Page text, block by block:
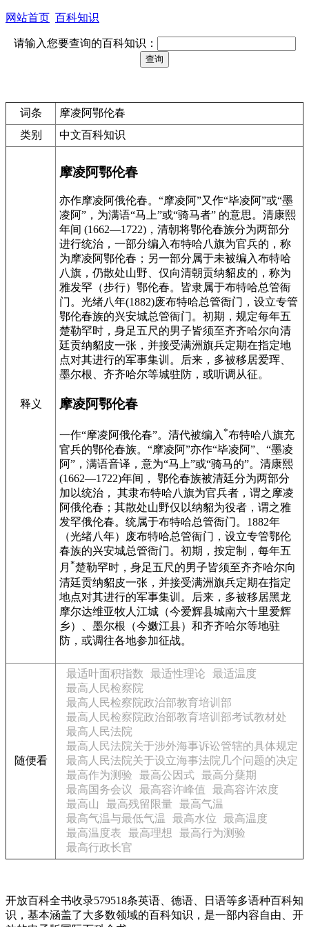
网站首页 百科知识
请输入您要查询的百科知识：
词条
摩凌阿鄂伦春
类别
中文百科知识
释义
摩凌阿鄂伦春
亦作摩凌阿俄伦春。“摩凌阿”又作“毕凌阿”或“墨
凌阿”，为满语“马上”或“骑马者” 的意思。清康熙
年间 (1662—1722)，清朝将鄂伦春族分为两部分
进行统治，一部分编入布特哈八旗为官兵的，称
为摩凌阿鄂伦春；另一部分属于未被编入布特哈
八旗，仍散处山野、仅向清朝贡纳貂皮的，称为
雅发罕（步行）鄂伦春。皆隶属于布特哈总管衙
门。光绪八年(1882)废布特哈总管衙门，设立专管
鄂伦春族的兴安城总管衙门。初期，规定每年五
楚勒罕时，身足五尺的男子皆须至齐齐哈尔向清
廷贡纳貂皮一张，并接受满洲旗兵定期在指定地
点对其进行的军事集训。后来，多被移居爱珲、
墨尔根、齐齐哈尔等城驻防，或听调从征。
摩凌阿鄂伦春
一作“摩凌阿俄伦春”。清代被编入 *布特哈八旗充
官兵的鄂伦春族。“摩凌阿”亦作“毕凌阿”、“墨凌
阿”，满语音译，意为“马上”或“骑马的”。清康熙
(1662—1722)年间， 鄂伦春族被清廷分为两部分
加以统治， 其隶布特哈八旗为官兵者，谓之摩凌
阿俄伦春；其散处山野仅以纳貂为役者，谓之雅
发罕俄伦春。统属于布特哈总管衙门。1882年
（光绪八年）废布特哈总管衙门，设立专管鄂伦
春族的兴安城总管衙门。初期，按定制，每年五
月 *楚勒罕时，身足五尺的男子皆须至齐齐哈尔向
清廷贡纳貂皮一张，并接受满洲旗兵定期在指定
地点对其进行的军事集训。后来，多被移居黑龙
摩尔达维亚牧人江城（今爱辉县城南六十里爱辉
乡）、墨尔根（今嫩江县）和齐齐哈尔等地驻
防，或调往各地参加征战。
随便看
最适叶面积指数 最适性理论
最适温度
最高人民检察院
最高人民检察院政治部教育培训部
最高人民检察院政治部教育培训部考试教材处
最高人民法院
最高人民法院关于涉外海事诉讼管辖的具体规定
最高人民法院关于设立海事法院几个问题的决定
最高作为测验
最高公因式 最高分蘖期
最高国务会议
最高容许峰值
最高容许浓度
最高山
最高残留限量
最高气温
最高气温与最低气温
最高水位
最高温度
最高温度表
最高理想
最高行为测验
最高行政长官
开放百科全书收录579518条英语、德语、日语等多语种百科知
识，基本涵盖了大多数领域的百科知识，是一部内容自由、开